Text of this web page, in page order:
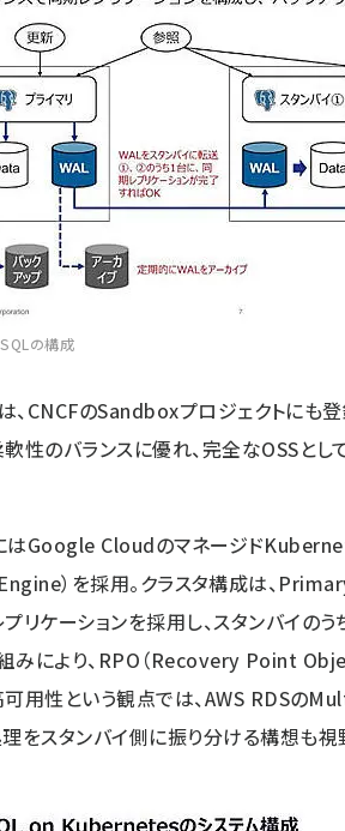
の構成
、CNCFのSandboxプロジェクトにも
軟性のバランスに優れ、完全なOSSと
はGoogle Cloudのマネージド
）を採用。クラスタ構成は、
リケーションを採用し、スタンバイの
みにより、RPO（Recovery Point
可用性という観点では、AWS RDSの
理をスタンバイ側に振り分ける構想も視